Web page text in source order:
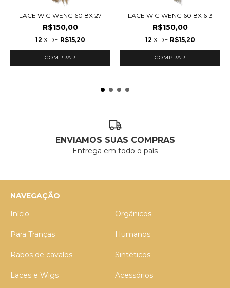
LACE WIG WENG 6018X 27
R$150,00
12 X DE R$15,20
LACE WIG WENG 6018X 613
R$150,00
12 X DE R$15,20
ENVIAMOS SUAS COMPRAS
Entrega em todo o país
NAVEGAÇÃO
Início
Orgânicos
Para Tranças Humanos
Rabos de cavalos Sintéticos
Laces e Wigs Acessórios